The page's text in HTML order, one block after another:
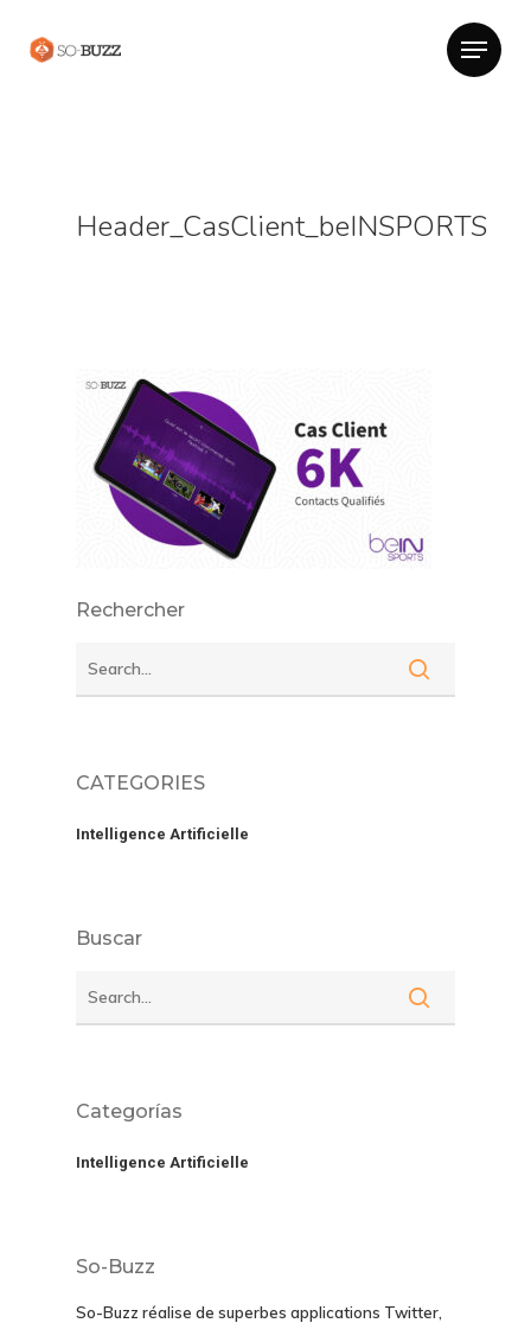
Header_CasClient_beINSPORTS
Rechercher
CATEGORIES
Intelligence Artificielle
Buscar
Categorías
Intelligence Artificielle
So-Buzz
So-Buzz réalise de superbes applications Twitter,